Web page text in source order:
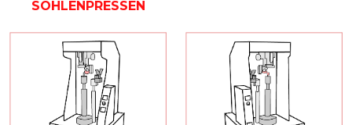
SOHLENPRESSEN